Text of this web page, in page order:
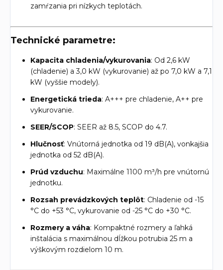
zamŕzania pri nízkych teplotách.
Technické parametre:
Kapacita chladenia/vykurovania: Od 2,6 kW
(chladenie) a 3,0 kW (vykurovanie) až po 7,0 kW a 7,1
kW (vyššie modely).
Energetická trieda: A+++ pre chladenie, A++ pre
vykurovanie.
SEER/SCOP: SEER až 8.5, SCOP do 4.7.
Hlučnosť: Vnútorná jednotka od 19 dB(A), vonkajšia
jednotka od 52 dB(A).
Prúd vzduchu: Maximálne 1100 m³/h pre vnútornú
jednotku.
Rozsah prevádzkových teplôt: Chladenie od -15
°C do +53 °C, vykurovanie od -25 °C do +30 °C.
Rozmery a váha: Kompaktné rozmery a ľahká
inštalácia s maximálnou dĺžkou potrubia 25 m a
výškovým rozdielom 10 m.